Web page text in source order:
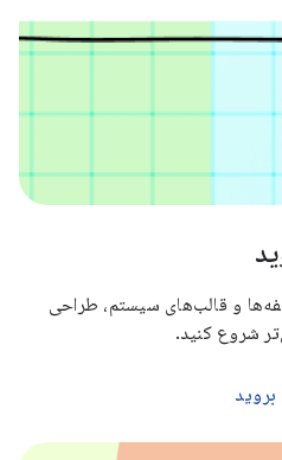
و قالب‌های سیستم، طراحی